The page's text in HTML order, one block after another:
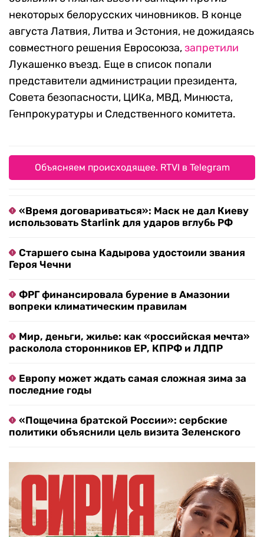
некоторых белорусских чиновников. В конце
августа Латвия, Литва и Эстония, не дожидаясь
совместного решения Евросоюза,запретили
Лукашенко въезд. Еще в список попали
представители администрации президента,
Совета безопасности, ЦИКа, МВД, Минюста,
Генпрокуратуры и Следственного комитета.
Объясняем происходящее. RTVI в Telegram
«Время договариваться»: Маск не дал Киеву
использовать Starlink для ударов вглубь РФ
Старшего сына Кадырова удостоили звания
Героя Чечни
ФРГ финансировала бурение в Амазонии
вопреки климатическим правилам
Мир, деньги, жилье: как «российская мечта»
расколола сторонников ЕР, КПРФ и ЛДПР
Европу может ждать самая сложная зима за
последние годы
«Пощечина братской России»: сербские
политики объяснили цель визита Зеленского